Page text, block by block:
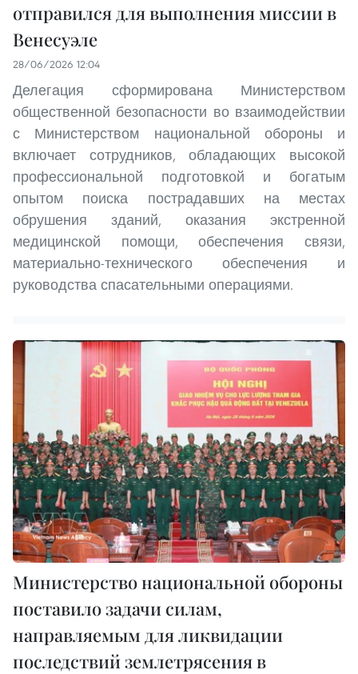
отправился для выполнения миссии в
Венесуэле
28/06/2026 12:04
Делегация сформирована Министерством
общественной безопасности во взаимодействии
с Министерством национальной обороны и
включает сотрудников, обладающих высокой
профессиональной подготовкой и богатым
опытом поиска пострадавших на местах
обрушения зданий, оказания экстренной
медицинской помощи, обеспечения связи,
материально-технического обеспечения и
руководства спасательными операциями.
Министерство национальной обороны
поставило задачи силам,
направляемым для ликвидации
последствий землетрясения в